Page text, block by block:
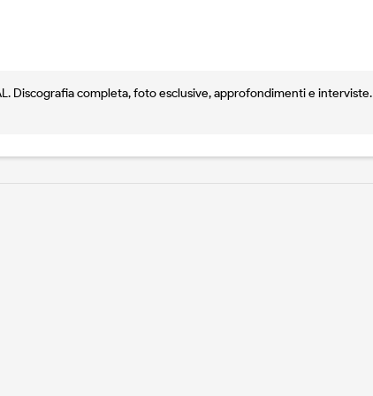
Discografia completa, foto esclusive, approfondimenti e interviste.